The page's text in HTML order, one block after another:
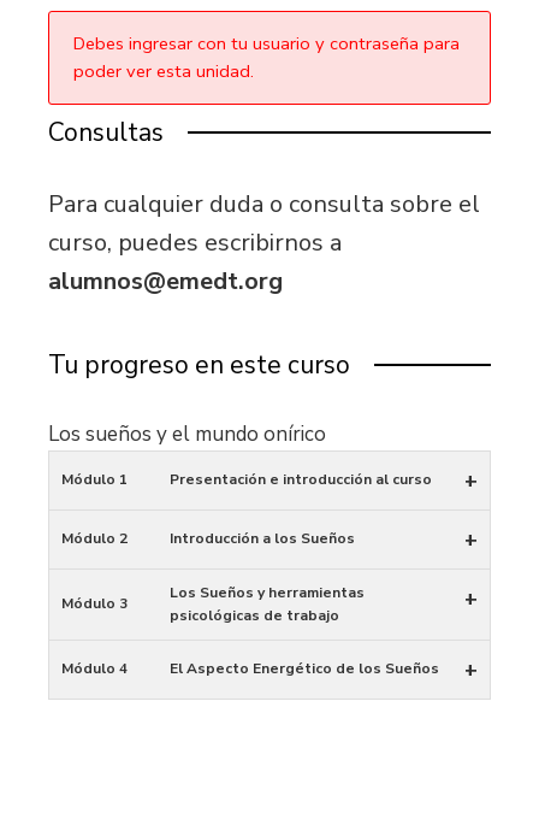
Debes ingresar con tu usuario y contraseña para
poder ver esta unidad.
Consultas
Para cualquier duda o consulta sobre el
curso, puedes escribirnos a
alumnos@emedt.org
Tu progreso en este curso
Los sueños y el mundo onírico
Módulo 1 Presentación e introducción al curso +
Módulo 2 Introducción a los Sueños +
Módulo 3
Los Sueños y herramientas
psicológicas de trabajo
+
Módulo 4 El Aspecto Energético de los Sueños +